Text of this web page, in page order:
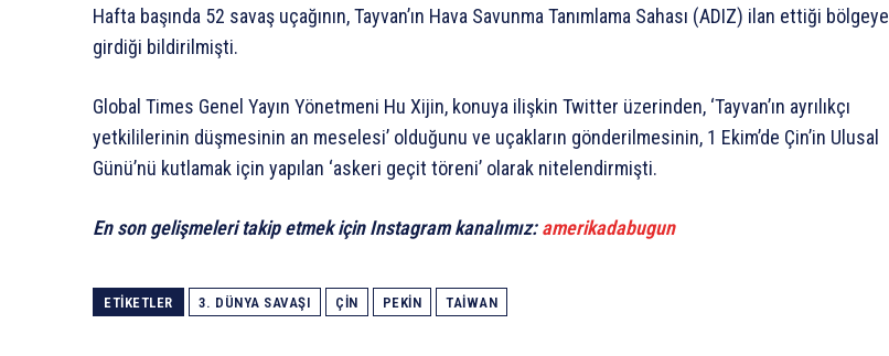
Hafta başında 52 savaş uçağının, Tayvan’ın Hava Savunma Tanımlama Sahası (ADIZ) ilan ettiği bölgeye
girdiği bildirilmişti.
Global Times Genel Yayın Yönetmeni Hu Xijin, konuya ilişkin Twitter üzerinden, ‘Tayvan’ın ayrılıkçı
yetkililerinin düşmesinin an meselesi’ olduğunu ve uçakların gönderilmesinin, 1 Ekim’de Çin’in Ulusal
Günü’nü kutlamak için yapılan ‘askeri geçit töreni’ olarak nitelendirmişti.
En son gelişmeleri takip etmek için Instagram kanalımız:amerikadabugun
ETIKETLER 3. DÜNYA SAVAŞI ÇIN PEKIN TAIWAN